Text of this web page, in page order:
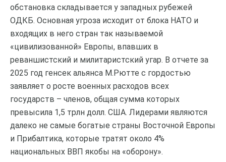
обстановка складывается у западных рубежей
ОДКБ. Основная угроза исходит от блока НАТО и
входящих в него стран так называемой
«цивилизованной» Европы, впавших в
реваншистский и милитаристский угар. В отчете за
2025 год генсек альянса М.Рютте с гордостью
заявляет о росте военных расходов всех
государств – членов, общая сумма которых
превысила 1,5 трлн долл. США. Лидерами являются
далеко не самые богатые страны Восточной Европы
и Прибалтика, которые тратят около 4%
национальных ВВП якобы на «оборону».